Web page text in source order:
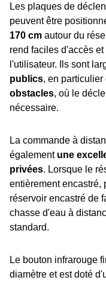
Les plaques de
peuvent être
170 cm autour du
rend faciles d'accès
l'utilisateur. Ils sont
publics, en
obstacles, où le
nécessaire.
La commande à
également une
privées. Lorsque le
entièrement encastré,
réservoir encastré de
chasse d'eau à
standard.
Le bouton infrarouge
diamètre et est doté